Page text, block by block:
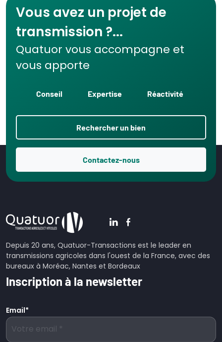
Vous avez un projet de
transmission ?...
Quatuor vous accompagne et
vous apporte
Conseil Expertise Réactivité
Rechercher un bien
Contactez-nous
Depuis 20 ans, Quatuor-Transactions est le leader en
transmissions agricoles dans l'ouest de la France, avec des
bureaux à Moréac, Nantes et Bordeaux
Inscription à la newsletter
Email*